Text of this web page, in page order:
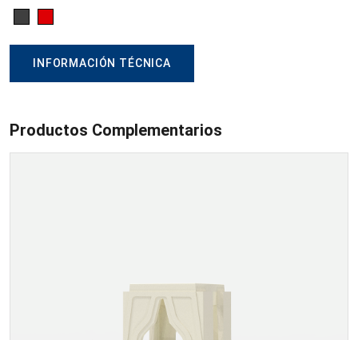
INFORMACIÓN TÉCNICA
Productos Complementarios